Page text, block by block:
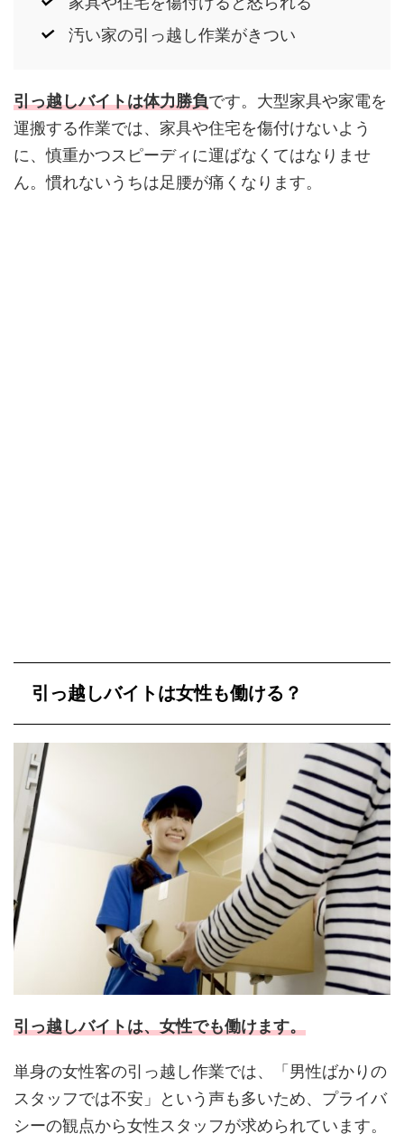
汚い家の引っ越し作業がきつい
引っ越しバイトは体力勝負です。大型家具や家電を
運搬する作業では、家具や住宅を傷付けないよう
に、慎重かつスピーディに運ばなくてはなりませ
ん。慣れないうちは足腰が痛くなります。
引っ越しバイトは女性も働ける？
引っ越しバイトは、女性でも働けます。
単身の女性客の引っ越し作業では、「男性ばかりの
スタッフでは不安」という声も多いため、プライバ
シーの観点から女性スタッフが求められています。